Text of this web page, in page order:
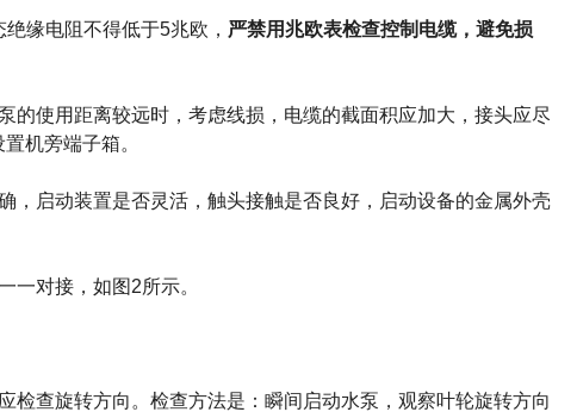
绝缘电阻不得低于5兆欧， 严禁用兆欧表检查控制电缆，避免损
的使用距离较远时，考虑线损，电缆的截面积应加大，接头应尽
机旁端子箱。
，启动装置是否灵活，触头接触是否良好，启动设备的金属外壳
一对接，如图 2所示。
检查旋转方向。检查方法是：瞬间启动水泵，观察叶轮旋转方向